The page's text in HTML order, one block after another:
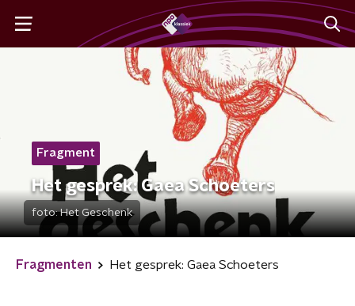
Fragment
Het gesprek: Gaea Schoeters
foto:Het Geschenk
Fragmenten Het gesprek: Gaea Schoeters